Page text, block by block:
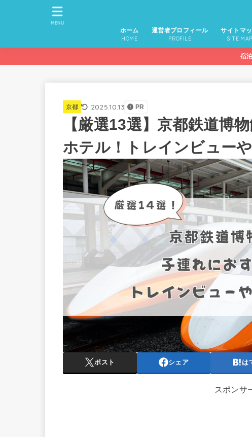
ホーム
HOME
運営者プロフィール
PROFILE
サイトマ
SITE MAP
MENU
宿
京都 2025.10.13 PR
【厳選13選】京都鉄道博
ホテル！トレインビュー
ポスト シェア は
スポンサ